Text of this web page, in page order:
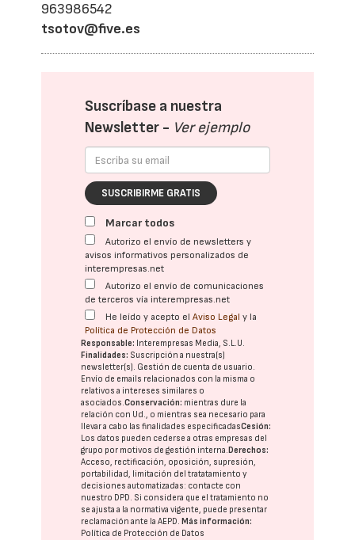
963986542
tsotov@five.es
Suscríbase a nuestra
Newsletter - Ver ejemplo
SUSCRIBIRME GRATIS
Marcar todos
Autorizo el envío de newsletters y
avisos informativos personalizados de
interempresas.net
Autorizo el envío de comunicaciones
de terceros vía interempresas.net
He leído y acepto elAviso Legal y la
Política de Protección de Datos
Responsable: Interempresas Media, S.L.U.
Finalidades: Suscripción a nuestra(s)
newsletter(s). Gestión de cuenta de usuario.
Envío de emails relacionados con la misma o
relativos a intereses similares o
asociados.Conservación: mientras dure la
relación con Ud., o mientras sea necesario para
llevar a cabo las finalidades especificadasCesión:
Los datos pueden cederse a otras empresas del
grupo por motivos de gestión interna. Derechos:
Acceso, rectificación, oposición, supresión,
portabilidad, limitación del tratatamiento y
decisiones automatizadas: contacte con
nuestro DPD. Si considera que el tratamiento no
se ajusta a la normativa vigente, puede presentar
reclamación ante laAEPD. Más información:
Política de Protección de Datos